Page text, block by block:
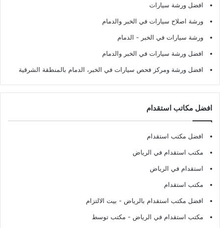
افضل ورشة سيارات
ورشة اصلاح سيارات في الخبر والدمام
ورشة سيارات في الخبر - الدمام
افضل ورشة سيارات في الخبر والدمام
افضل ورشة ومركز فحص سيارات في الخبر، الدمام بالمنطقة الشرقية
افضل مكاتب استقدام
افضل مكتب استقدام
مكتب استقدام في الرياض
استقدام في الرياض
مكتب استقدام
افضل مكتب استقدام بالرياض - بيت الالتزام
مكتب استقدام في الرياض - مكتب توسط